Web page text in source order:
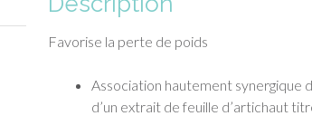
Favorise la perte de poids
Association hautement synergique
d’un extrait de feuille d’artichaut